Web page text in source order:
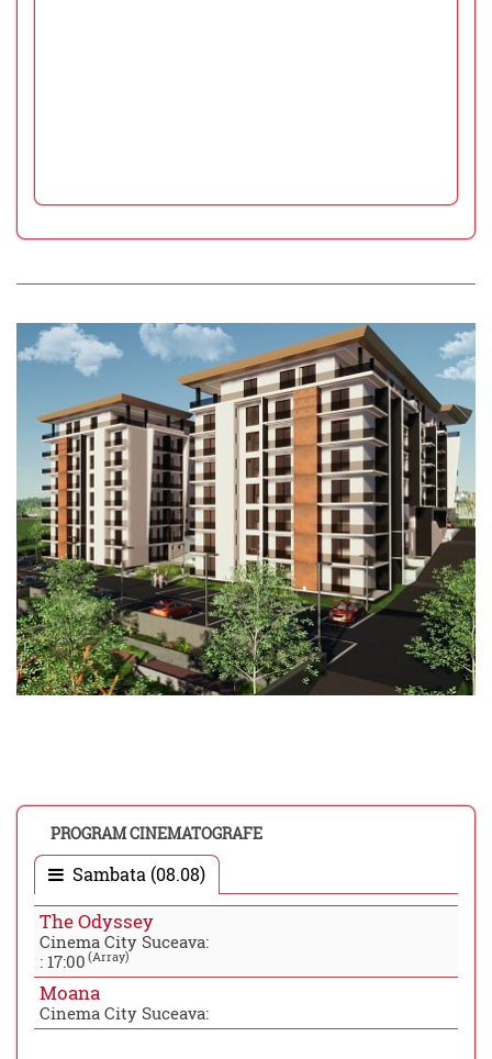
PROGRAM CINEMATOGRAFE
Sambata (08.08)
The Odyssey
Cinema City Suceava:
: 17:00 (Array)
Moana
Cinema City Suceava: